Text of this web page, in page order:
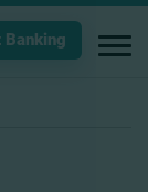
Banking